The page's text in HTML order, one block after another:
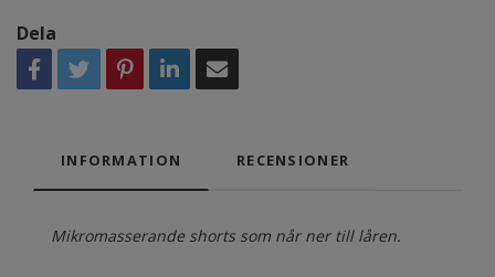
Dela
INFORMATION RECENSIONER
Mikromasserande shorts som når ner till låren.